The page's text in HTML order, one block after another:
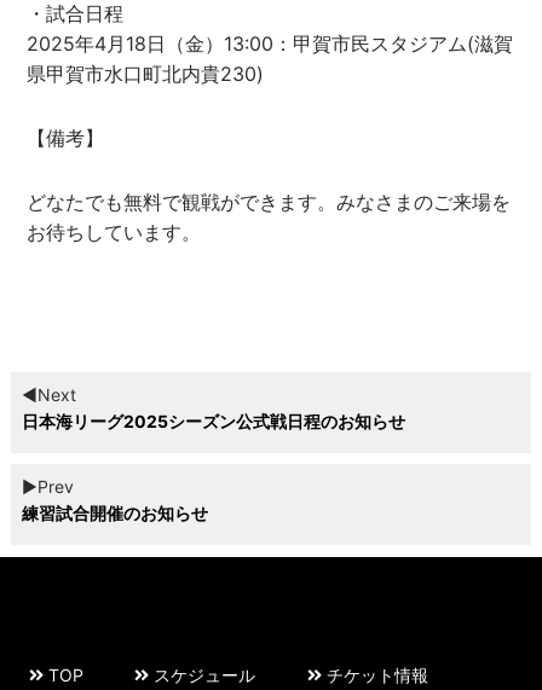
・試合日程
2025年4月18日（金）13:00：甲賀市民スタジアム(滋賀
県甲賀市水口町北内貴230)
【備考】
どなたでも無料で観戦ができます。みなさまのご来場を
お待ちしています。
◀︎Next
日本海リーグ2025シーズン公式戦日程のお知らせ
▶︎Prev
練習試合開催のお知らせ
TOP スケジュール チケット情報